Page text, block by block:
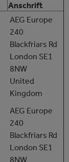
Anschrift
AEG Europe
240
Blackfriars Rd
London SE1
8NW
United
Kingdom
AEG Europe
240
Blackfriars Rd
London SE1
8NW